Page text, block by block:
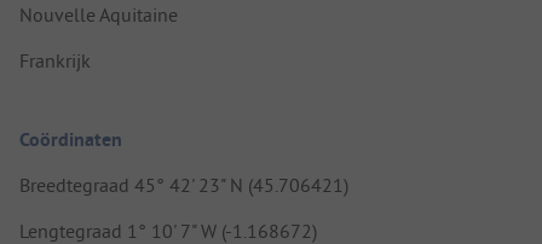
Nouvelle Aquitaine
Frankrijk
Coördinaten
Breedtegraad 45° 42' 23" N (45.706421)
Lengtegraad 1° 10' 7" W (-1.168672)